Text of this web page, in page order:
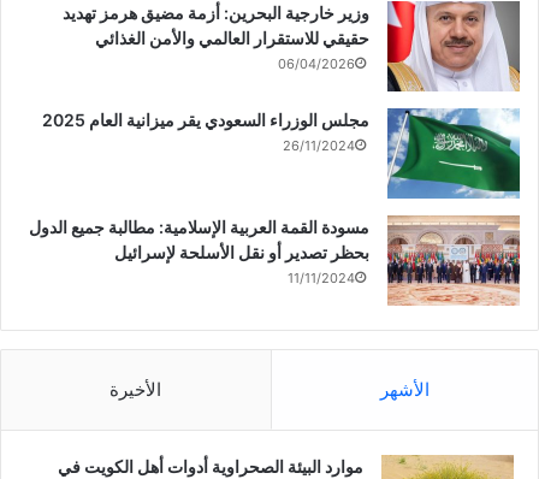
وزير خارجية البحرين: أزمة مضيق هرمز تهديد
حقيقي للاستقرار العالمي والأمن الغذائي
06/04/2026
مجلس الوزراء السعودي يقر ميزانية العام 2025
26/11/2024
مسودة القمة العربية الإسلامية: مطالبة جميع الدول
بحظر تصدير أو نقل الأسلحة لإسرائيل
11/11/2024
الأشهر الأخيرة
موارد البيئة الصحراوية أدوات أهل الكويت في